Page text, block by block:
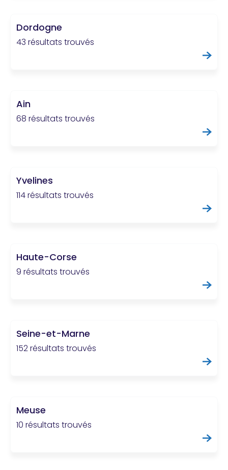
Dordogne
43 résultats trouvés
Ain
68 résultats trouvés
Yvelines
114 résultats trouvés
Haute-Corse
9 résultats trouvés
Seine-et-Marne
152 résultats trouvés
Meuse
10 résultats trouvés